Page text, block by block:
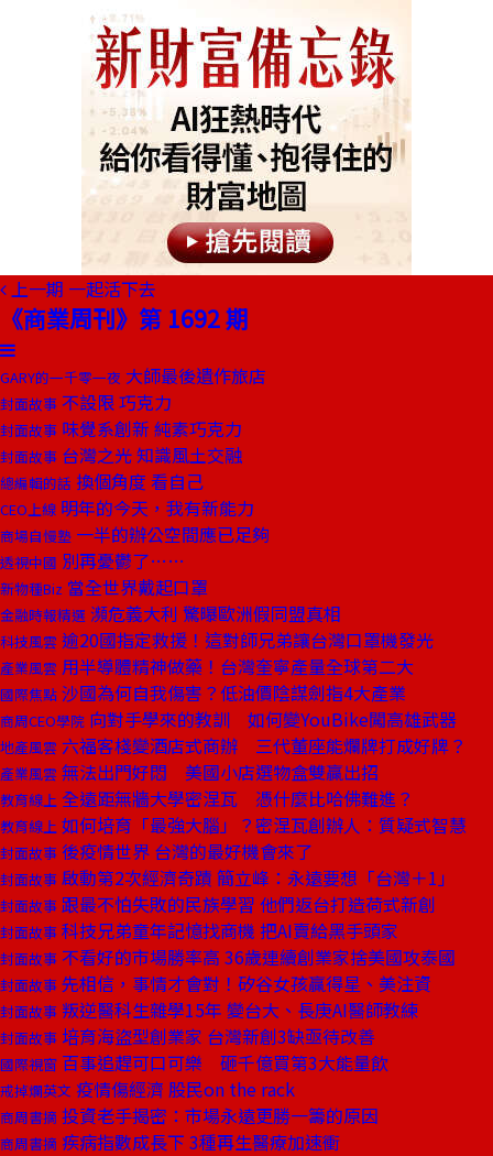
上一期 一起活下去
《商業周刊》第 1692 期
GARY的一千零一夜 大師最後遺作旅店
封面故事 不設限 巧克力
封面故事 味覺系創新 純素巧克力
封面故事 台灣之光 知識風土交融
總編輯的話 換個角度 看自己
CEO上線 明年的今天，我有新能力
商場自慢塾 一半的辦公空間應已足夠
透視中國 別再憂鬱了……
新物種Biz 當全世界戴起口罩
金融時報精選 瀕危義大利 驚曝歐洲假同盟真相
科技風雲 逾20國指定救援！這對師兄弟讓台灣口罩機發光
產業風雲 用半導體精神做藥！台灣奎寧產量全球第二大
國際焦點 沙國為何自我傷害？低油價陰謀劍指4大產業
商周CEO學院 向對手學來的教訓 如何變YouBike闖高雄武器
地產風雲 六福客棧變酒店式商辦 三代董座能爛牌打成好牌？
產業風雲 無法出門好悶 美國小店選物盒雙贏出招
教育線上 全遠距無牆大學密涅瓦 憑什麼比哈佛難進？
教育線上 如何培育「最強大腦」？密涅瓦創辦人：質疑式智慧
封面故事 後疫情世界 台灣的最好機會來了
封面故事 啟動第2次經濟奇蹟 簡立峰：永遠要想「台灣＋1」
封面故事 跟最不怕失敗的民族學習 他們返台打造荷式新創
封面故事 科技兄弟童年記憶找商機 把AI賣給黑手頭家
封面故事 不看好的市場勝率高 36歲連續創業家捨美國攻泰國
封面故事 先相信，事情才會對！矽谷女孩贏得星、美注資
封面故事 叛逆醫科生雜學15年 變台大、長庚AI醫師教練
封面故事 培育海盜型創業家 台灣新創3缺亟待改善
國際視窗 百事追趕可口可樂 砸千億買第3大能量飲
戒掉爛英文 疫情傷經濟 股民on the rack
商周書摘 投資老手揭密：市場永遠更勝一籌的原因
商周書摘 疾病指數成長下 3種再生醫療加速衝